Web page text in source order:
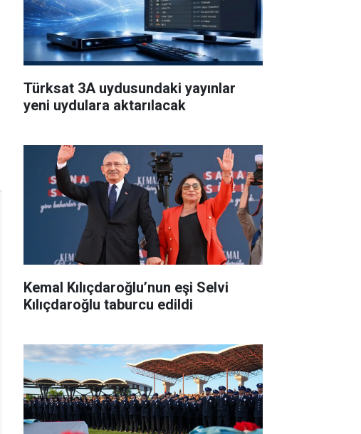
Türksat 3A uydusundaki yayınlar
yeni uydulara aktarılacak
Kemal Kılıçdaroğlu’nun eşi Selvi
Kılıçdaroğlu taburcu edildi